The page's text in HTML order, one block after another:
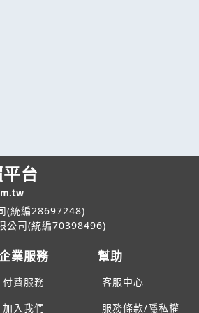
台
(統編28697248)
公司(統編70398496)
業服務
付費服務
加入我們
幫助
客服中心
服務條款/隱私權